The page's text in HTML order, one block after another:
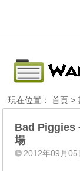
現在位置：首頁 >
Bad Piggies
場
2012年09月05